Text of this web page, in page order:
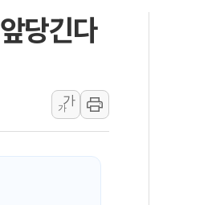
인천서 말다툼 중 어머니 흉기 살해 10대 아
동해중부 전 해상 풍랑주의보…10일까지
당긴다
가
가